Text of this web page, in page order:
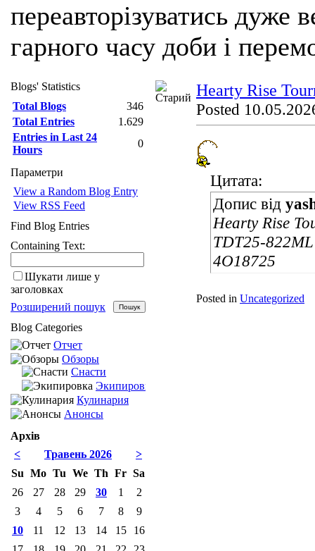
переавторізуватись
гарного часу доби і
Hearty Rise
Posted
Цитата:
Допис від
Hearty Rise
TDT25-
4O18725
Posted in Uncategorized
Blogs' Statistics
Total Blogs
346
Total Entries
1.629
Entries in Last 24
Hours
0
Параметри
View a Random Blog Entry
View RSS Feed
Find Blog Entries
Containing Text:
Шукати лише у
заголовках
Розширений пошук
Blog Categories
Отчет
Обзоры
Снасти
Экипировка
Кулинария
Анонсы
Архів
<
>
Травень 2026
Su Mo Tu We Th Fr Sa
26
27 28 29 30 1
2
3
4 5 6 7 8
9
10
11 12 13 14 15
16